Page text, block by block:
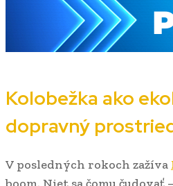
Kolobežka ako
dopravný
V posledných rokoch zažíva